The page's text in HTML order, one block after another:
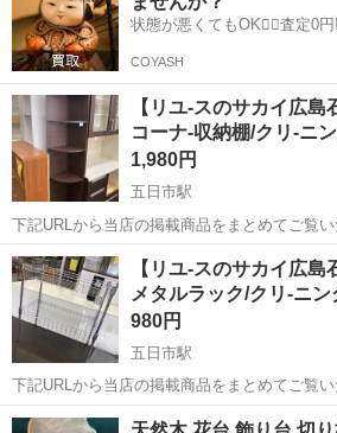
ります。 ・...
状態が悪くてもOK🙆‍♀️査定0円
COYASH
【リユ-スのサカイ広島
コーナ-収納棚/クリ-ニ
1,980円
五日市駅
下記URLから当店の掲載商品をまとめてご覧い
広島 広島市 五日市駅 その他 サ
【リユ-スのサカイ広島
メタルラック/クリ-ニ
980円
五日市駅
下記URLから当店の掲載商品をまとめてご覧い
広島 広島市 五日市駅 その他 サ